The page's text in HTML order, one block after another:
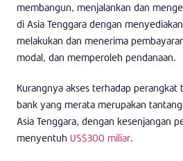
membangun, menjalankan dan
di Asia Tenggara dengan
melakukan dan menerima
modal, dan memperoleh pendanaan.
Kurangnya akses terhadap perangkat
bank yang merata merupakan
Asia Tenggara, dengan kesenjangan
menyentuh US$300 miliar.